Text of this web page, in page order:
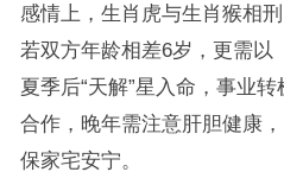
感情上，生肖虎与生肖猴相
若双方年龄相差6岁，更需以
夏季后“天解”星入命，事业
合作，晚年需注意肝胆健康
保家宅安宁。